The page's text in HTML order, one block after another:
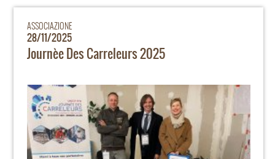
ASSOCIAZIONE
28/11/2025
Journèe Des Carreleurs 2025